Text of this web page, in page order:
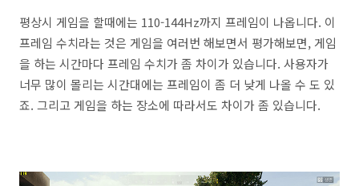
평상시 게임을 할때에는 110-144Hz까지 프레임이 나옵니다. 이
프레임 수치라는 것은 게임을 여러번 해보면서 평가해보면, 게임
을 하는 시간마다 프레임 수치가 좀 차이가 있습니다. 사용자가
너무 많이 몰리는 시간대에는 프레임이 좀 더 낮게 나올 수 도 있
죠. 그리고 게임을 하는 장소에 따라서도 차이가 좀 있습니다.